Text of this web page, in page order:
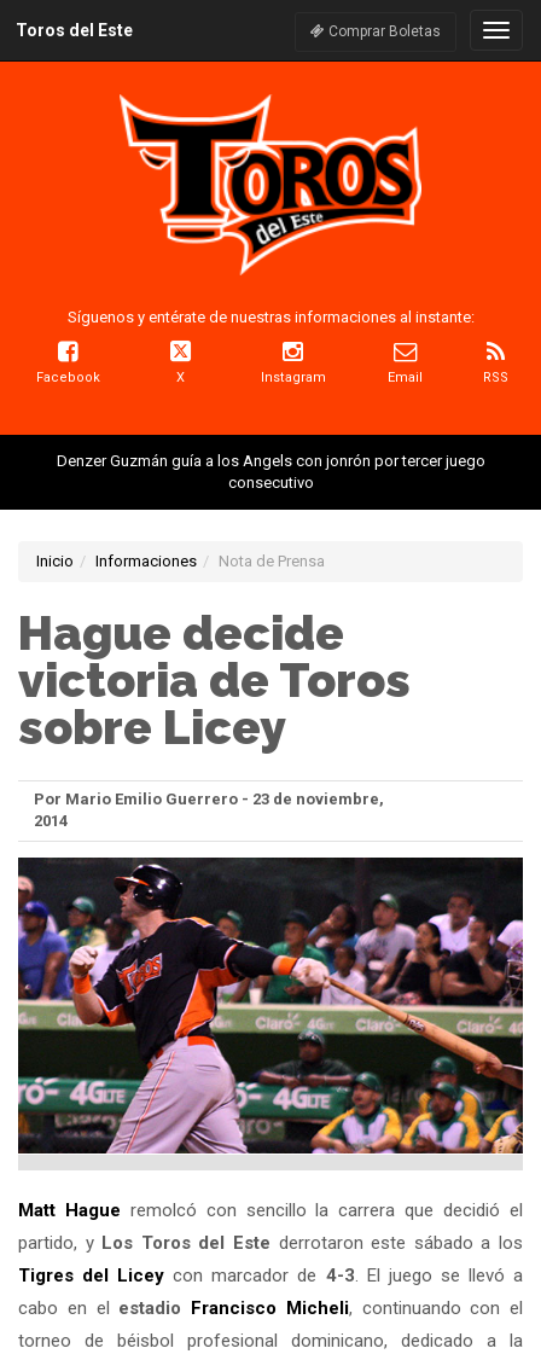
Toros del Este Comprar Boletas
Síguenos y entérate de nuestras informaciones al instante:
Facebook X Instagram Email RSS
Denzer Guzmán guía a los Angels con jonrón por tercer juego
consecutivo
Inicio Informaciones Nota de Prensa
Hague decide
victoria de Toros
sobre Licey
Por Mario Emilio Guerrero - 23 de noviembre,
2014
Matt Hague remolcó con sencillo la carrera que decidió el
partido, y Los Toros del Este derrotaron este sábado a los
Tigres del Licey con marcador de 4-3. El juego se llevó a
cabo en el estadio Francisco Micheli, continuando con el
torneo de béisbol profesional dominicano, dedicado a la